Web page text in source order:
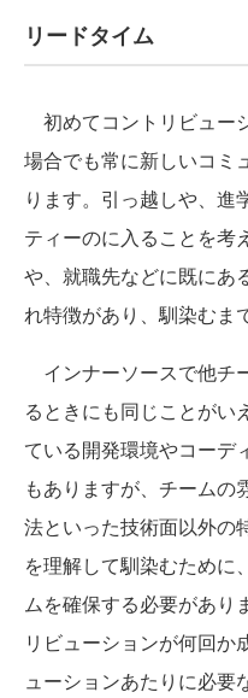
リードタイム
初めてコントリビュー
場合でも常に新しいコミ
ります。引っ越しや、進
ティーのに入ることを考
や、就職先などに既にあ
れ特徴があり、馴染むま
インナーソースで他チ
るときにも同じことがい
ている開発環境やコーデ
もありますが、チームの
法といった技術面以外の
を理解して馴染むために
ムを確保する必要があり
リビューションが何回か
ューションあたりに必要